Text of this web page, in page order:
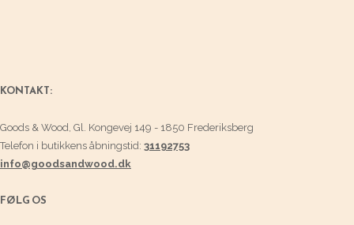
KONTAKT:
Goods & Wood, Gl. Kongevej 149 - 1850 Frederiksberg
Telefon i butikkens åbningstid: 31192753
info@goodsandwood.dk
FØLG OS